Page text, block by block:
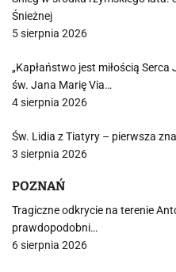
Śnieżnej
5 sierpnia 2026
„Kapłaństwo jest miłością
św. Jana Marię Via…
4 sierpnia 2026
Św. Lidia z Tiatyry – pierwsza
3 sierpnia 2026
POZNAŃ
Tragiczne odkrycie na terenie
prawdopodobni…
6 sierpnia 2026